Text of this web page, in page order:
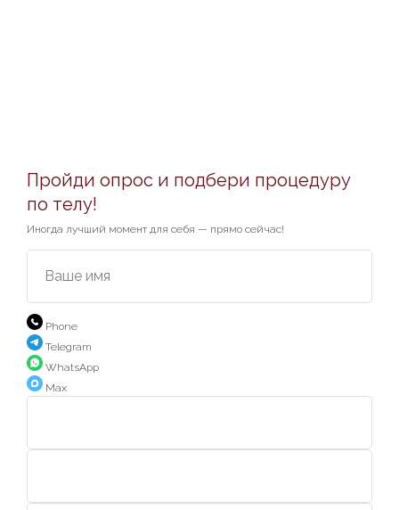
Пройди опрос и подбери процедуру
по телу!
Иногда лучший момент для себя — прямо сейчас!
Ваше имя
Phone
Telegram
WhatsApp
Max